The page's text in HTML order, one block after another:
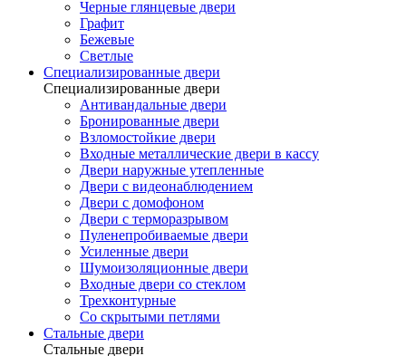
Черные глянцевые двери
Графит
Бежевые
Светлые
Специализированные двери
Специализированные двери
Антивандальные двери
Бронированные двери
Взломостойкие двери
Входные металлические двери в кассу
Двери наружные утепленные
Двери с видеонаблюдением
Двери с домофоном
Двери с терморазрывом
Пуленепробиваемые двери
Усиленные двери
Шумоизоляционные двери
Входные двери со стеклом
Трехконтурные
Со скрытыми петлями
Стальные двери
Стальные двери